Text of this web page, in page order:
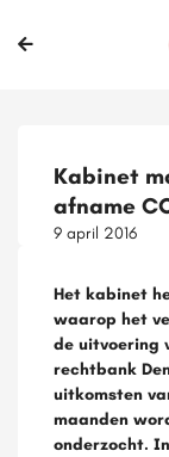
Kabinet
afname
9 april 2016
Het kabinet
waarop het
de uitvoering
rechtbank
uitkomsten
maanden
onderzocht.